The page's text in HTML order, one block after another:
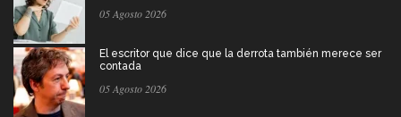
05 Agosto 2026
El escritor que dice que la derrota también merece ser
contada
05 Agosto 2026